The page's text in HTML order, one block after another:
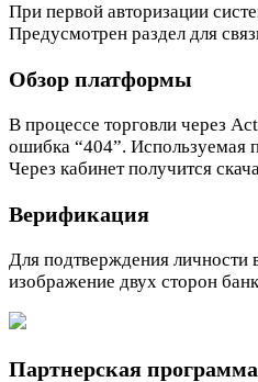
При первой авторизации
Предусмотрен раздел для
Обзор платформы
В процессе торговли через
ошибка “404”. Используемая
Через кабинет получится
Верификация
Для подтверждения личности
изображение двух сторон
Партнерская программа